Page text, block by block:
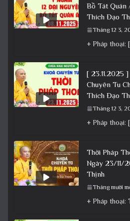
Bồ Tát Quán
Thích Đạo
Tháng 12 3,
[ 23.11.2025
Chuyên Tu
Thích Đạo
Tháng 12 3,
Thời Pháp
Ngày 23/11/
Thịnh
Tháng mười